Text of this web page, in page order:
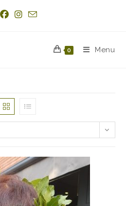
0 Menu